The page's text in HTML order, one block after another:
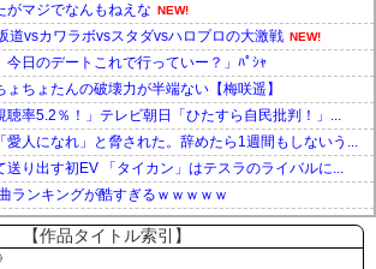
がマジでなんもねえな NEW!
道vsカワラボvsスタダvsハロプロの大激戦 NEW!
今日のデートこれで行っていー？」ﾊﾟｼｬ
ょちょたんの破壊力が半端ない【梅咲遥】
聴率5.2％！」テレビ朝日「ひたすら自民批判！」...
愛人になれ」と脅された。辞めたら1週間もしないう...
送り出す初EV 「タイカン」はテスラのライバルに...
ランキングが酷すぎるｗｗｗｗｗ
【作品タイトル索引】